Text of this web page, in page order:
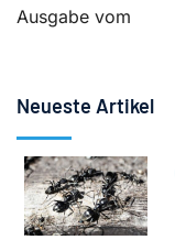
Ausgabe vom
Neueste Artikel